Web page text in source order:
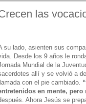
las
su lado, asienten sus
Desde los 9 años le
Mundial de la
allí y se volvió a
llamada con el pie cambiado.
en mente, pero
Ahora Jesús se